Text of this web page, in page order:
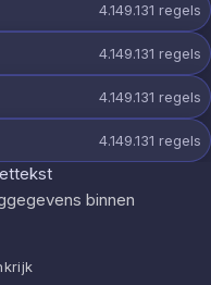
4.149.131 regels
4.149.131 regels
4.149.131 regels
4.149.131 regels
binnen